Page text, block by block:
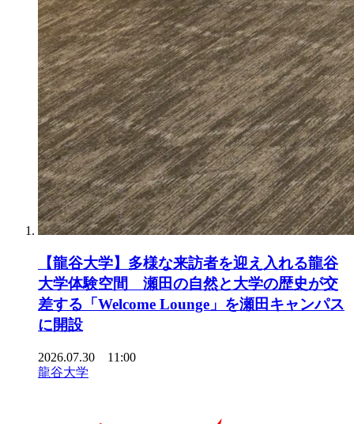
【龍谷大学】多様な来訪者を迎え入れる龍谷
大学体験空間 瀬田の自然と大学の歴史が交
差する「Welcome Lounge」を瀬田キャンパス
に開設
2026.07.30 11:00
龍谷大学